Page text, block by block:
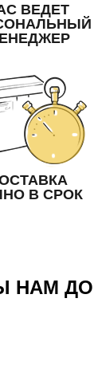
ВЕДЕТ
В СРОК
НАМ